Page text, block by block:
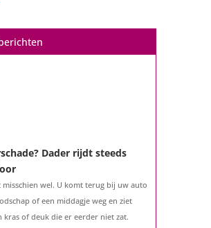
Dader rijdt steeds
misschien wel. U komt terug bij uw auto
of een middagje weg en ziet
kras of deuk die er eerder niet zat.